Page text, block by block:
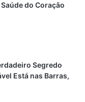
do Coração
Segredo
Está nas Barras,